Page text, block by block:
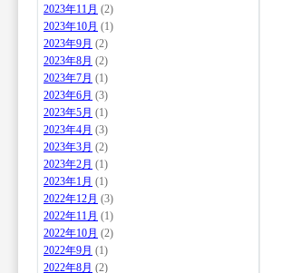
2023年11月 (2)
2023年10月 (1)
2023年9月 (2)
2023年8月 (2)
2023年7月 (1)
2023年6月 (3)
2023年5月 (1)
2023年4月 (3)
2023年3月 (2)
2023年2月 (1)
2023年1月 (1)
2022年12月 (3)
2022年11月 (1)
2022年10月 (2)
2022年9月 (1)
2022年8月 (2)